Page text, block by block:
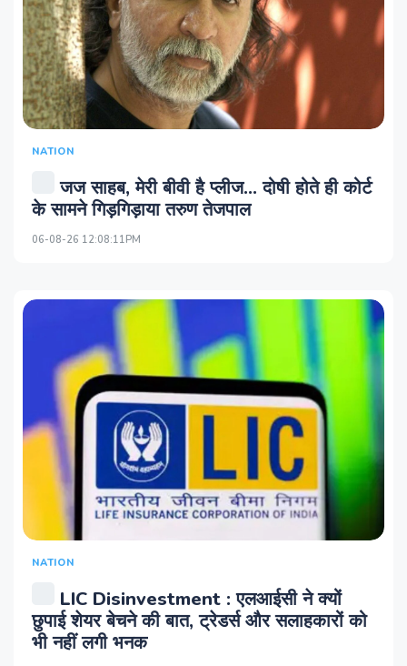
NATION
जज साहब, मेरी बीवी है प्लीज... दोषी होते ही कोर्ट
के सामने गिड़गिड़ाया तरुण तेजपाल
06-08-26 12:08:11PM
NATION
LIC Disinvestment : एलआईसी ने क्यों
छुपाई शेयर बेचने की बात, ट्रेडर्स और सलाहकारों को
भी नहीं लगी भनक